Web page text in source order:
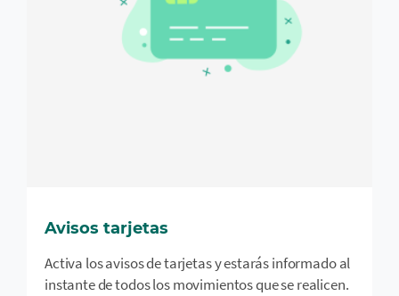
Avisos tarjetas
Activa los avisos de tarjetas y estarás informado al
instante de todos los movimientos que se realicen.